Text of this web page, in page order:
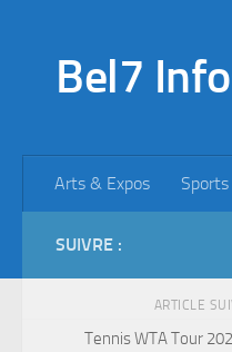
Bel7
Arts & Expos Sports
SUIVRE :
ARTICLE
Tennis WTA Tour